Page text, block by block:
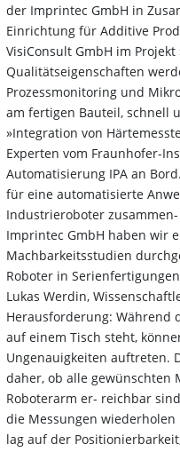
der Imprintec GmbH in
Einrichtung für Additive
VisiConsult GmbH im
Qualitätseigenschaften
Prozessmonitoring und
am fertigen Bauteil, schnell
»Integration von
Experten vom Fraunhofer-
Automatisierung IPA an
für eine automatisierte
Industrieroboter
Imprintec GmbH haben wir
Machbarkeitsstudien
Roboter in
Lukas Werdin,
Herausforderung: Während
auf einem Tisch steht,
Ungenauigkeiten auftreten.
daher, ob alle gewünschten
Roboterarm er- reichbar
die Messungen
lag auf der